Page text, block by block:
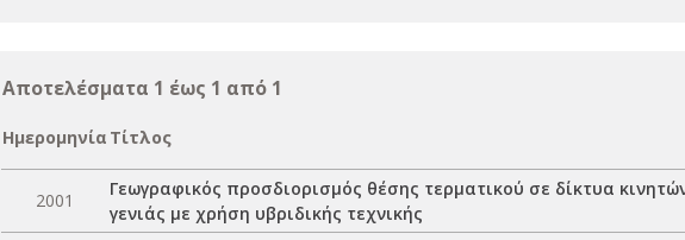
Αποτελέσματα 1 έως 1 από 1
Ημερομηνία Τίτλος
2001
Γεωγραφικός προσδιορισμός θέσης τερματικού σε δίκτυα
γενιάς με χρήση υβριδικής τεχνικής